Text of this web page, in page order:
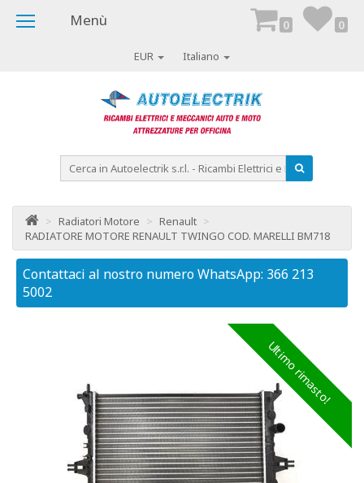
EUR Italiano
0 0
Menù
> Radiatori Motore > Renault >
RADIATORE MOTORE RENAULT TWINGO COD. MARELLI BM718
Contattaci al nostro numero WhatsApp: 366 213
5002
Ultimo rimasto!